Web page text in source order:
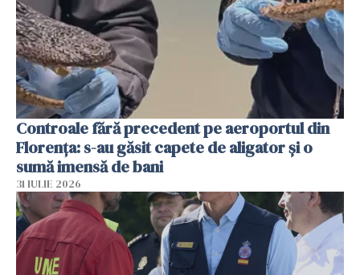
Controale fără precedent pe aeroportul din
Florența: s-au găsit capete de aligator și o
sumă imensă de bani
31 IULIE 2026